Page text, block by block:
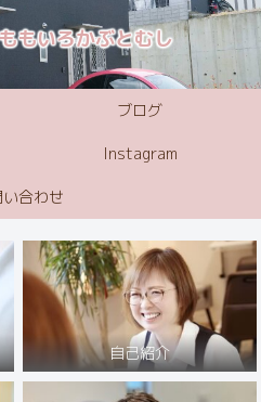
もいろかぶとむし
ブログ
Instagram
合わせ
自己紹介